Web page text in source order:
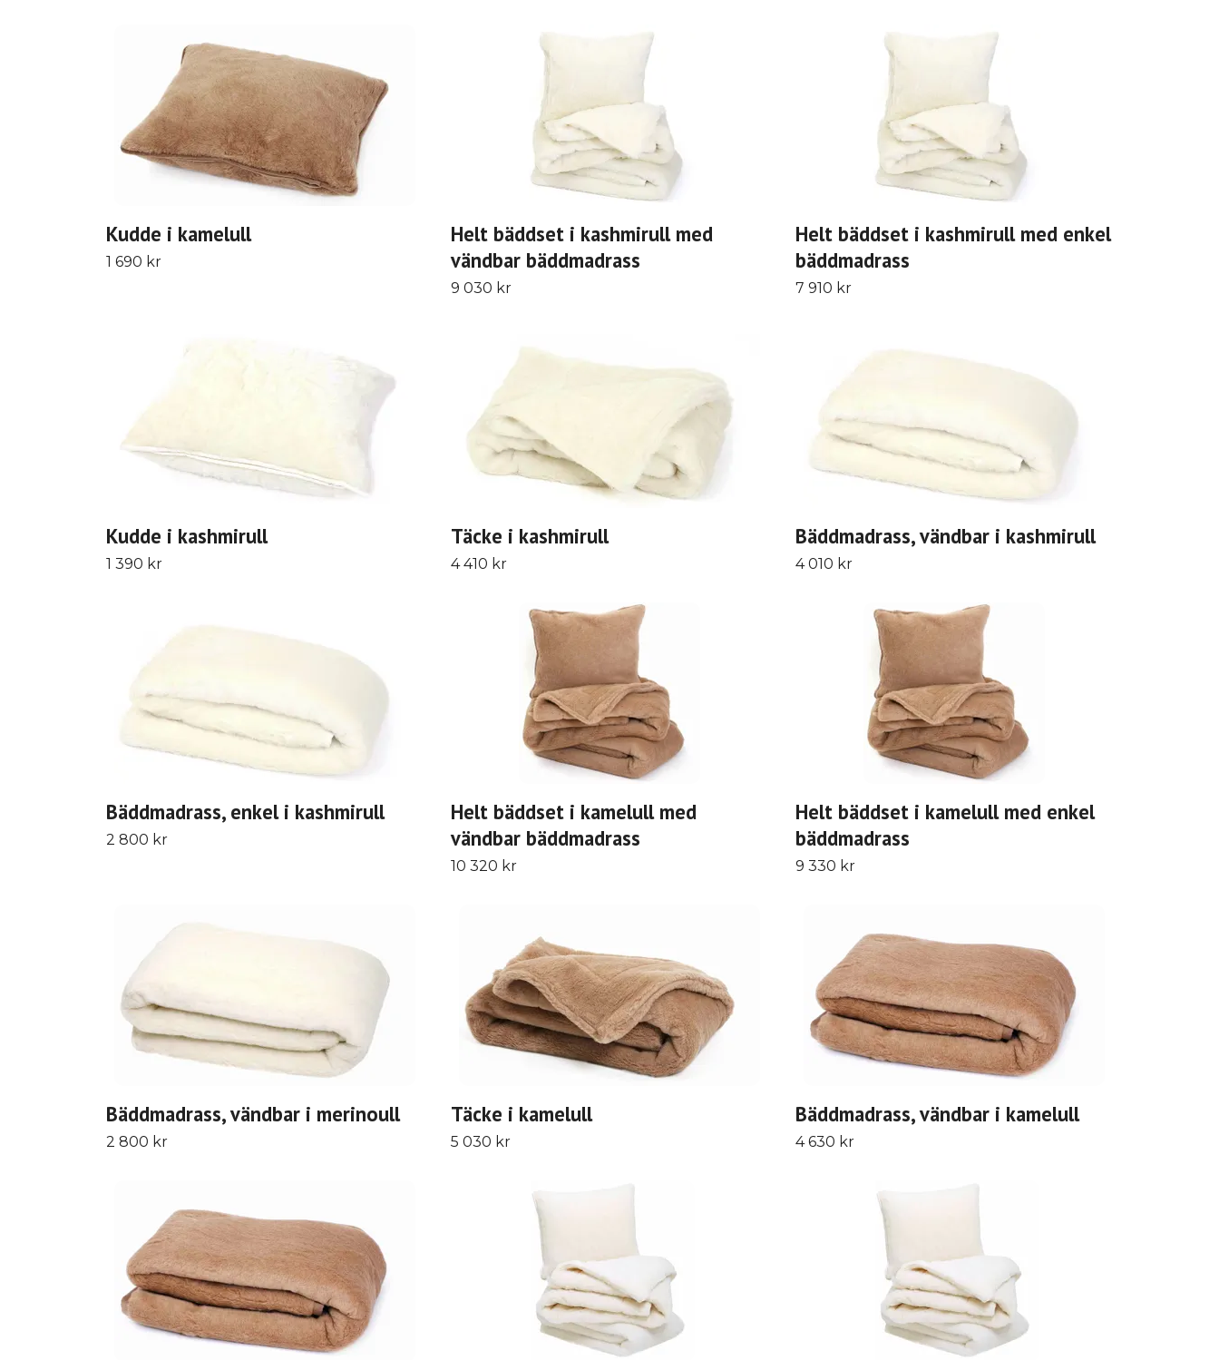
Kudde i kamelull
1 690 kr
Helt bäddset i kashmirull med
vändbar bäddmadrass
9 030 kr
Helt bäddset i kashmirull med enkel
bäddmadrass
7 910 kr
Kudde i kashmirull
1 390 kr
Täcke i kashmirull
4 410 kr
Bäddmadrass, vändbar i kashmirull
4 010 kr
Bäddmadrass, enkel i kashmirull
2 800 kr
Helt bäddset i kamelull med
vändbar bäddmadrass
10 320 kr
Helt bäddset i kamelull med enkel
bäddmadrass
9 330 kr
Bäddmadrass, vändbar i merinoull
2 800 kr
Täcke i kamelull
5 030 kr
Bäddmadrass, vändbar i kamelull
4 630 kr